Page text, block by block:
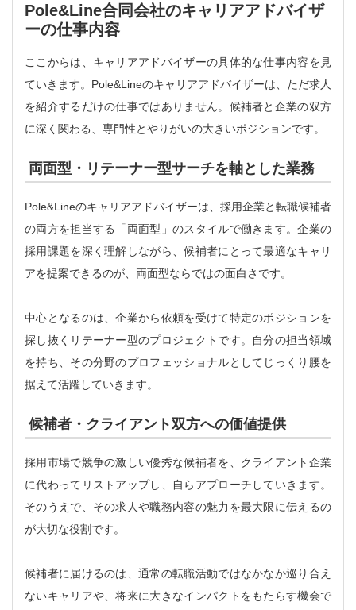
Pole&Line合同会社のキャリアアドバイザ
ーの仕事内容
ここからは、キャリアアドバイザーの具体的な仕事内容を見
ていきます。Pole&Lineのキャリアアドバイザーは、ただ求人
を紹介するだけの仕事ではありません。候補者と企業の双方
に深く関わる、専門性とやりがいの大きいポジションです。
両面型・リテーナー型サーチを軸とした業務
Pole&Lineのキャリアアドバイザーは、採用企業と転職候補者
の両方を担当する「両面型」のスタイルで働きます。企業の
採用課題を深く理解しながら、候補者にとって最適なキャリ
アを提案できるのが、両面型ならではの面白さです。
中心となるのは、企業から依頼を受けて特定のポジションを
探し抜くリテーナー型のプロジェクトです。自分の担当領域
を持ち、その分野のプロフェッショナルとしてじっくり腰を
据えて活躍していきます。
候補者・クライアント双方への価値提供
採用市場で競争の激しい優秀な候補者を、クライアント企業
に代わってリストアップし、自らアプローチしていきます。
そのうえで、その求人や職務内容の魅力を最大限に伝えるの
が大切な役割です。
候補者に届けるのは、通常の転職活動ではなかなか巡り合え
ないキャリアや、将来に大きなインパクトをもたらす機会で